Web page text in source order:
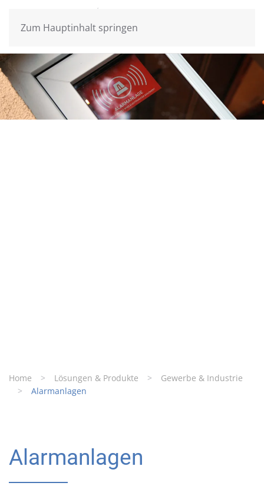
Zum Hauptinhalt springen
Home Lösungen & Produkte
Gewerbe & Industrie
Alarmanlagen
Alarmanlagen